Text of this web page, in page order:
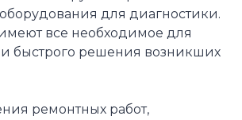
для диагностики.
все необходимое для
и быстрого решения возникших
ремонтных работ,